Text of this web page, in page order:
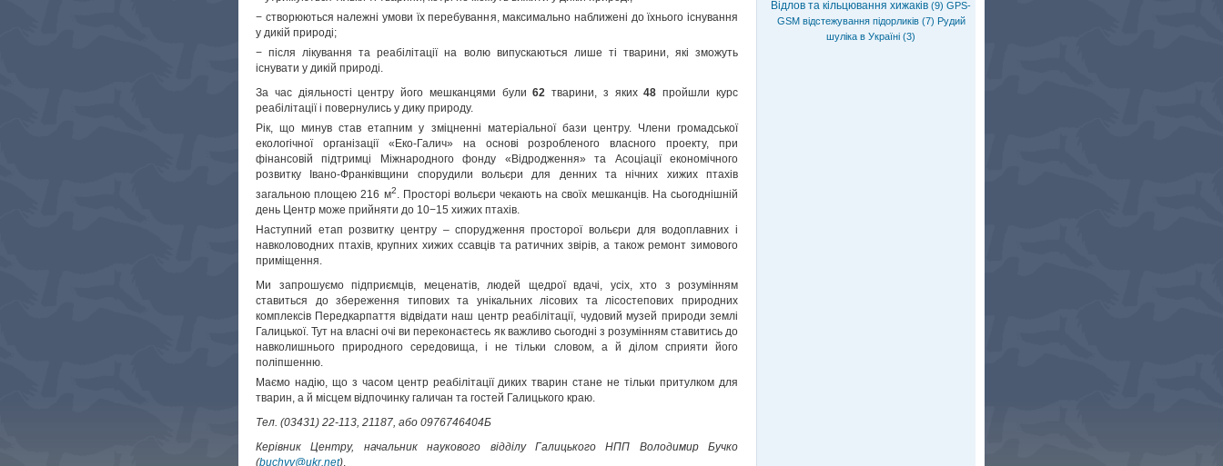
− створюються належні умови їх перебування, максимально наближені до їхнього існування
у дикій природі;
− після лікування та реабілітації на волю випускаються лише ті тварини, які зможуть
існувати у дикій природі.
За час діяльності центру його мешканцями були62 тварини, з яких48 пройшли курс
реабілітації і повернулись у дику природу.
Рік, що минув став етапним у зміцненні матеріальної бази центру. Члени громадської
екологічної організації «Еко-Галич» на основі розробленого власного проекту, при
фінансовій підтримці Міжнародного фонду «Відродження» та Асоціації економічного
розвитку Івано-Франківщини спорудили вольєри для денних та нічних хижих птахів
загальною площею 216 м2. Просторі вольєри чекають на своїх мешканців. На сьогоднішній
день Центр може прийняти до 10−15 хижих птахів.
Наступний етап розвитку центру – спорудження просторої вольєри для водоплавних і
навколоводних птахів, крупних хижих ссавців та ратичних звірів, а також ремонт зимового
приміщення.
Ми запрошуємо підприємців, меценатів, людей щедрої вдачі, усіх, хто з розумінням
ставиться до збереження типових та унікальних лісових та лісостепових природних
комплексів Передкарпаття відвідати наш центр реабілітації, чудовий музей природи землі
Галицької. Тут на власні очі ви переконаєтесь як важливо сьогодні з розумінням ставитись до
навколишнього природного середовища, і не тільки словом, а й ділом сприяти його
поліпшенню.
Маємо надію, що з часом центр реабілітації диких тварин стане не тільки притулком для
тварин, а й місцем відпочинку галичан та гостей Галицького краю.
Тел. (03431) 22-113, 21187, або 0976746404Б
Керівник Центру, начальник наукового відділу Галицького НПП Володимир Бучко
(buchvv@ukr.net).
Відлов та кільцювання хижаків (9) GPS-
GSM відстежування підорликів(7) Рудий
шуліка в Україні (3)